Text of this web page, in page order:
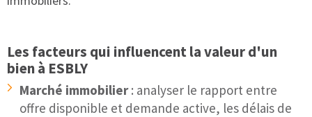
Les facteurs qui influencent la valeur d'un
bien à ESBLY
Marché immobilier: analyser le rapport entre
offre disponible et demande active, les délais de